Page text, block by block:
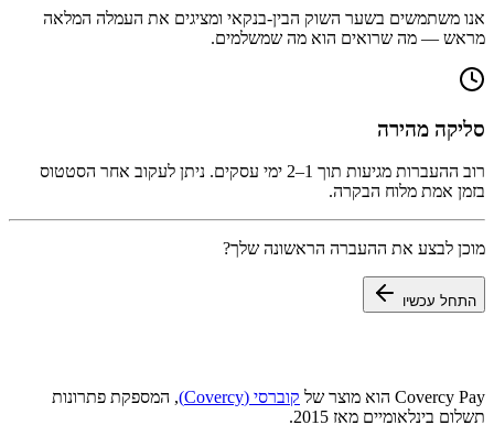
אנו משתמשים בשער השוק הבין-בנקאי ומציגים את העמלה המלאה
מראש — מה שרואים הוא מה שמשלמים.
סליקה מהירה
רוב ההעברות מגיעות תוך 1–2 ימי עסקים. ניתן לעקוב אחר הסטטוס
בזמן אמת מלוח הבקרה.
מוכן לבצע את ההעברה הראשונה שלך?
התחל עכשיו
Covercy Pay הוא מוצר של קוברסי (Covercy)
, המספקת פתרונות
תשלום בינלאומיים מאז 2015.